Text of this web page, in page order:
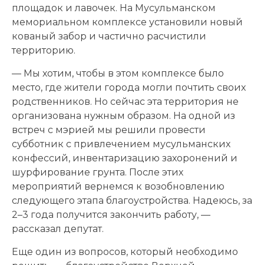
площадок и лавочек. На Мусульманском
мемориальном комплексе установили новый
кованый забор и частично расчистили
территорию.
— Мы хотим, чтобы в этом комплексе было
место, где жители города могли почтить своих
родственников. Но сейчас эта территория не
организована нужным образом. На одной из
встреч с мэрией мы решили провести
субботник с привлечением мусульманских
конфессий, инвентаризацию захоронений и
шурфирование грунта. После этих
мероприятий вернемся к возобновлению
следующего этапа благоустройства. Надеюсь, за
2–3 года получится закончить работу, —
рассказал депутат.
Еще один из вопросов, который необходимо